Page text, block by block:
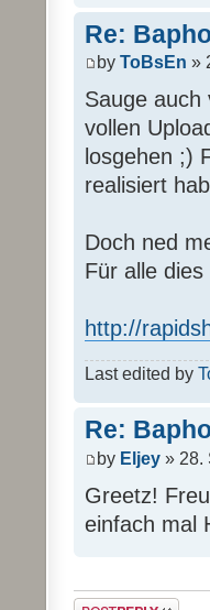
Re:
by ToBsEn »
Sauge auch
vollen
losgehen ;)
realisiert
Doch ned
Für alle
http://
Last edited by
Re:
by Eljey » 28.
Greetz!
einfach mal
Post a reply